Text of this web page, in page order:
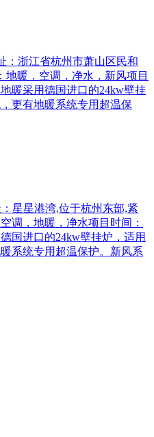
：浙江省杭州市萧山区民和
地暖，空调，净水，新风项目
暖采用德国进口的24kw壁挂
更有地暖系统专用超温保
星星港湾,位于杭州东部,紧
调，地暖，净水项目时间：
国进口的24kw壁挂炉，适用
系统专用超温保护。新风系